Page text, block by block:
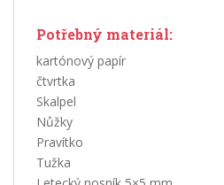
Potřebný materiál:
kartónový papír
čtvrtka
Skalpel
Nůžky
Pravítko
Tužka